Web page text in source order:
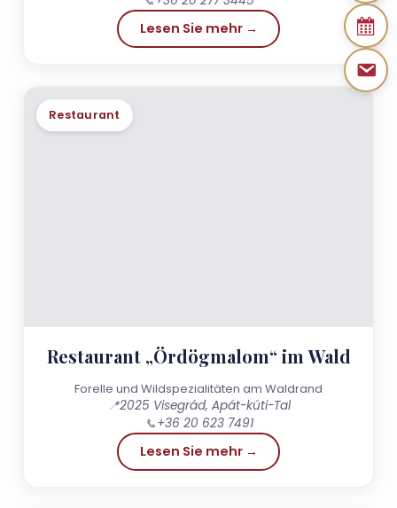
Lesen Sie mehr →
Restaurant
Restaurant „Ördögmalom“ im Wald
Forelle und Wildspezialitäten am Waldrand
📍2025 Visegrád, Apát-kúti-Tal
📞+36 20 623 7491
Lesen Sie mehr →